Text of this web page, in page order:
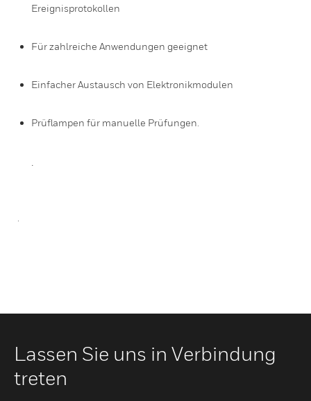
Ereignisprotokollen
Für zahlreiche Anwendungen geeignet
Einfacher Austausch von Elektronikmodulen
Prüflampen für manuelle Prüfungen.
.
Lassen Sie uns in Verbindung
treten